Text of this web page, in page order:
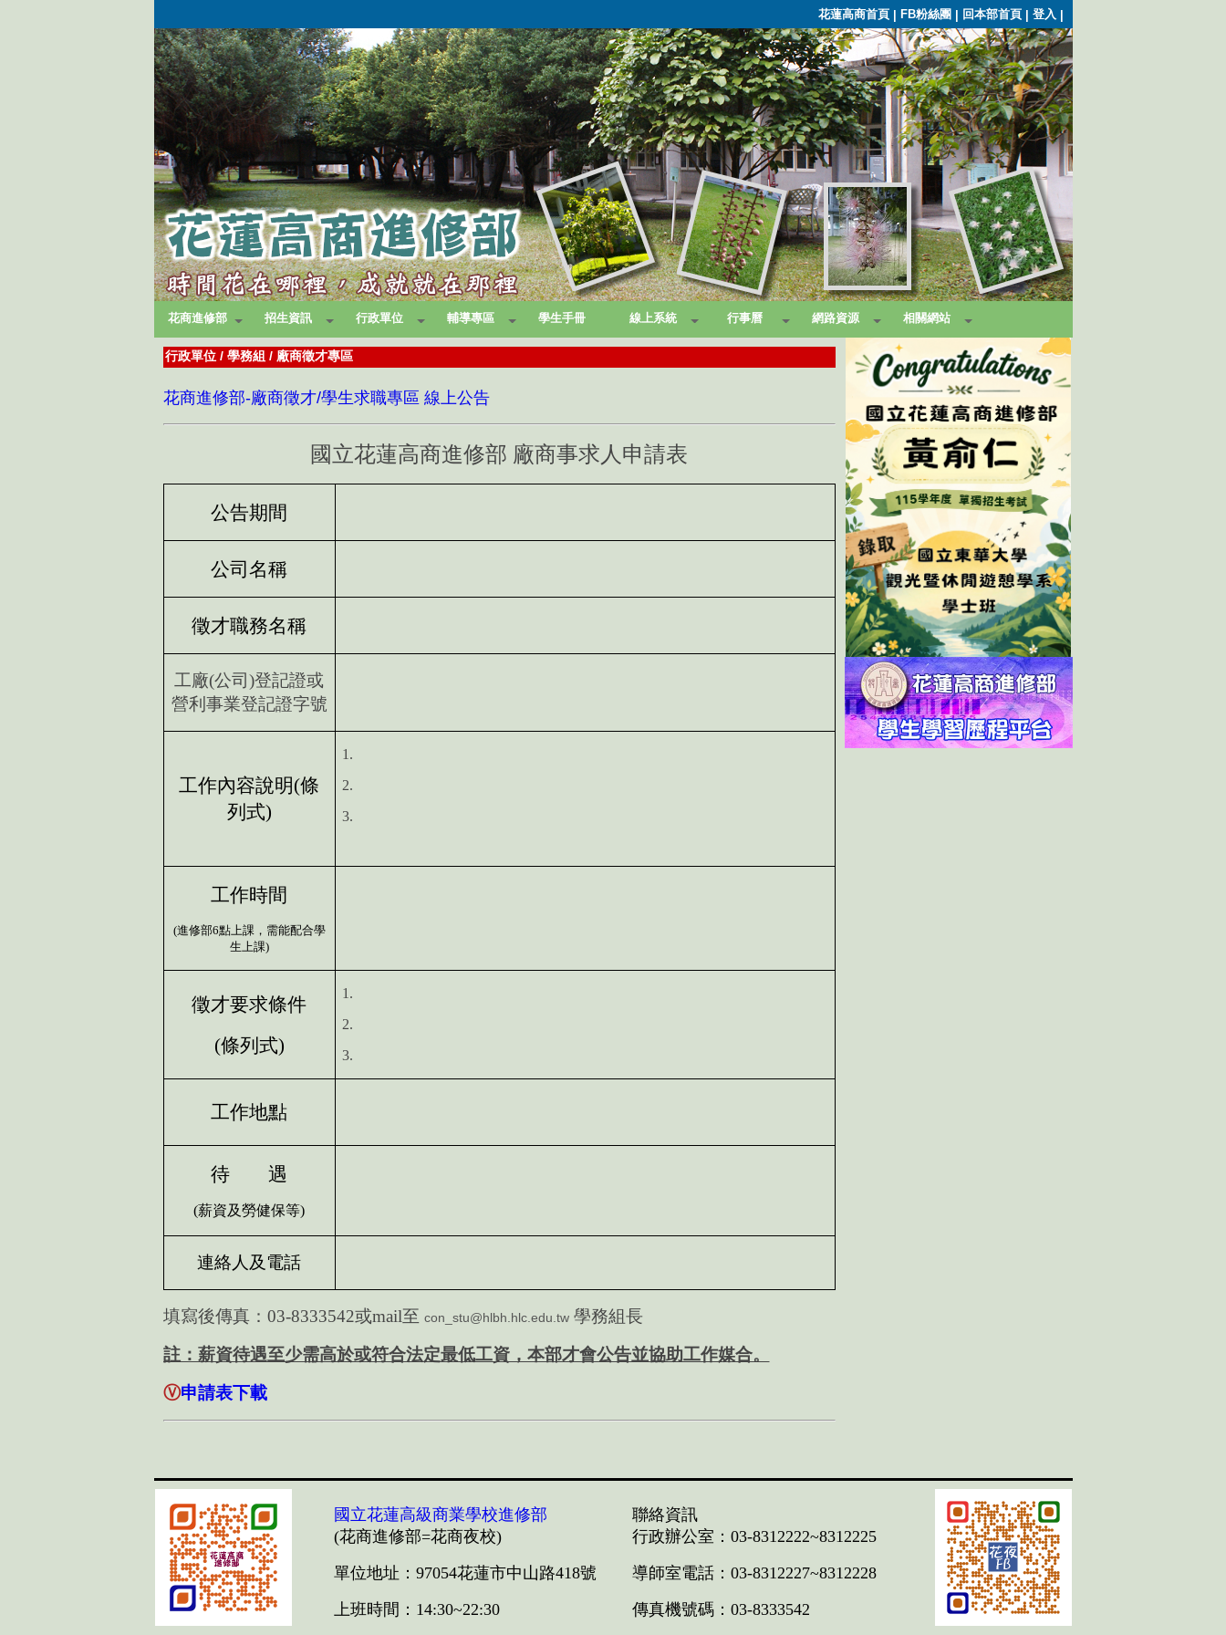
花蓮高商首頁| FB粉絲團 | 回本部首頁| 登入 |
花商進修部 招生資訊 行政單位 輔導專區 學生手冊 線上系統 行事曆 網路資源 相關網站
行政單位/ 學務組 / 廠商徵才專區
花商進修部-廠商徵才/學生求職專區 線上公告
國立花蓮高商進修部 廠商事求人申請表
公告期間
公司名稱
徵才職務名稱
工廠(公司 )登記證或
營利事業登記證字號
工作內容說明(條
列式)
1.
2.
3.
工作時間
(進修部6點上課，需能配合學
生上課)
徵才要求條件
(條列式)
1.
2.
3.
工作地點
待 遇
(薪資及勞健保等)
連絡人及電話
填寫後傳真： 03-8333542或mail至 con_stu@hlbh.hlc.edu.tw 學務組長
註：薪資待遇至少需高於或符合法定最低工資，本部才會公告並協助工作媒合。
Ⓥ申請表下載
國立花蓮高級商業學校進修部
(花商進修部=花商夜校)
單位地址：97054花蓮市中山路418號
上班時間：14:30~22:30
聯絡資訊
行政辦公室：03-8312222~8312225
導師室電話：03-8312227~8312228
傳真機號碼：03-8333542